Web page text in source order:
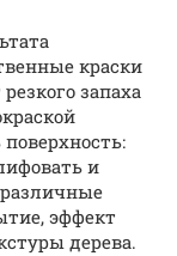
краски
запаха
и
эффект
дерева.